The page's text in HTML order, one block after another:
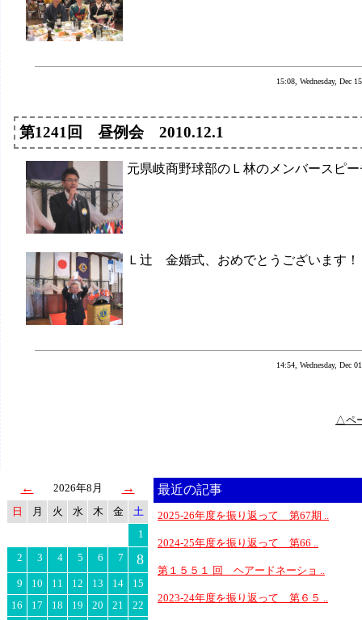
15:08, Wednesday, Dec
第1241回 昼例会 2010.12.1
元県岐商野球部のＬ林のメンバースピー
Ｌ辻 金婚式、おめでとうございます！
14:54, Wednesday, Dec
△ペ
← 2026年8月 →
日 月 火 水 木 金
土
1
2
3 4 5 6 7 8
9 10 11 12 13 14
15
16
17 18 19 20 21
22
最近の記事
2025-26年度を振り返って 第67期 ..
2024-25年度を振り返って 第66 ..
第１５５１ 回 ヘアードネーショ ..
2023-24年度を振り返って 第６５ ..